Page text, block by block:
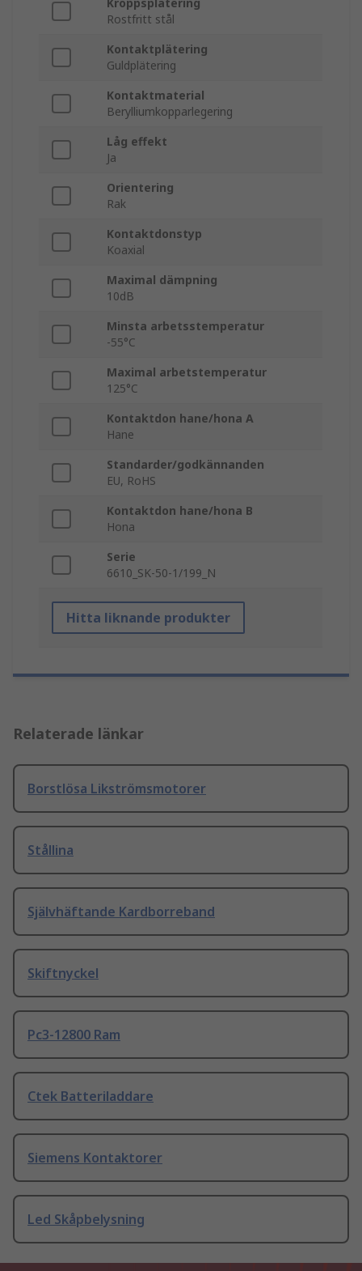
Kroppsplätering
Rostfritt stål
Kontaktplätering
Guldplätering
Kontaktmaterial
Berylliumkopparlegering
Låg effekt
Ja
Orientering
Rak
Kontaktdonstyp
Koaxial
Maximal dämpning
10dB
Minsta arbetsstemperatur
-55°C
Maximal arbetstemperatur
125°C
Kontaktdon hane/hona A
Hane
Standarder/godkännanden
EU, RoHS
Kontaktdon hane/hona B
Hona
Serie
6610_SK-50-1/199_N
Hitta liknande produkter
Relaterade länkar
Borstlösa Likströmsmotorer
Stållina
Självhäftande Kardborreband
Skiftnyckel
Pc3-12800 Ram
Ctek Batteriladdare
Siemens Kontaktorer
Led Skåpbelysning